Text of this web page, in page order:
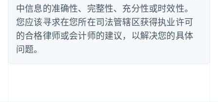
中信息的准确性、完整性、充分性或时效性。
您应该寻求在您所在司法管辖区获得执业许可
的合格律师或会计师的建议，以解决您的具体
问题。
列支敦士登
DeutschEnglish
卢森堡
FrançaisDeutschEnglish
罗马尼亚
马尔他